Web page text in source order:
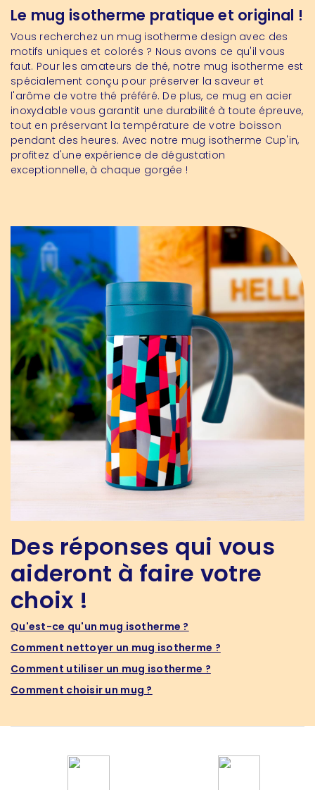
Le mug isotherme pratique et original !
Vous recherchez un mug isotherme design avec des
motifs uniques et colorés ? Nous avons ce qu'il vous
faut. Pour les amateurs de thé, notre mug isotherme est
spécialement conçu pour préserver la saveur et
l'arôme de votre thé préféré. De plus, ce mug en acier
inoxydable vous garantit une durabilité à toute épreuve,
tout en préservant la température de votre boisson
pendant des heures. Avec notre mug isotherme Cup'in,
profitez d'une expérience de dégustation
exceptionnelle, à chaque gorgée !
Des réponses qui vous
aideront à faire votre
choix !
Qu'est-ce qu'un mug isotherme ?
Comment nettoyer un mug isotherme ?
Comment utiliser un mug isotherme ?
Comment choisir un mug ?